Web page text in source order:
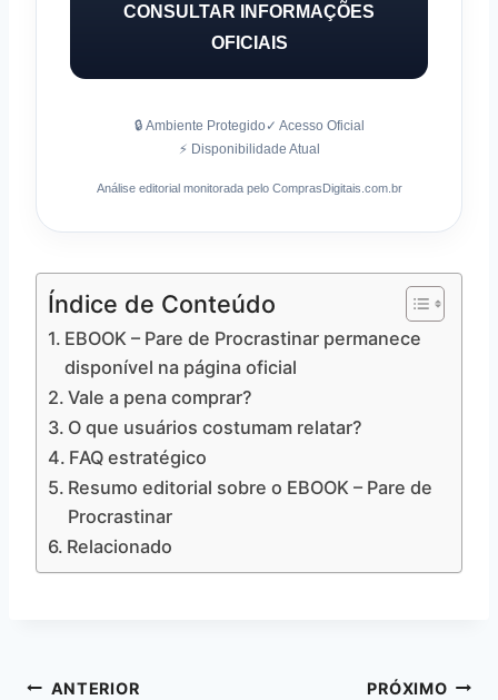
CONSULTAR INFORMAÇÕES
OFICIAIS
🔒 Ambiente Protegido ✓ Acesso Oficial
⚡ Disponibilidade Atual
Análise editorial monitorada pelo ComprasDigitais.com.br
Índice de Conteúdo
EBOOK – Pare de Procrastinar permanece
disponível na página oficial
Vale a pena comprar?
O que usuários costumam relatar?
FAQ estratégico
Resumo editorial sobre o EBOOK – Pare de
Procrastinar
Relacionado
Navegação
ANTERIOR PRÓXIMO